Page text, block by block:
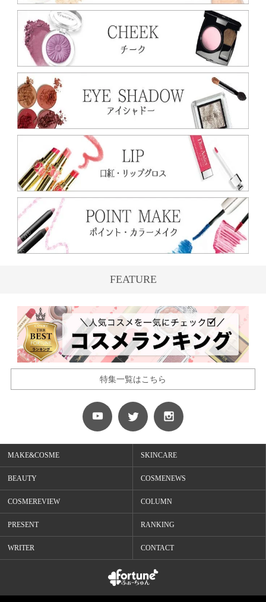
FEATURE
特集一覧はこちら
MAKE&COSME SKINCARE
BEAUTY COSMENEWS
COSMEREVIEW COLUMN
PRESENT RANKING
WRITER CONTACT